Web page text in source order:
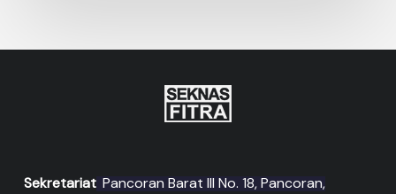
Sekretariat Pancoran Barat III No. 18, Pancoran,